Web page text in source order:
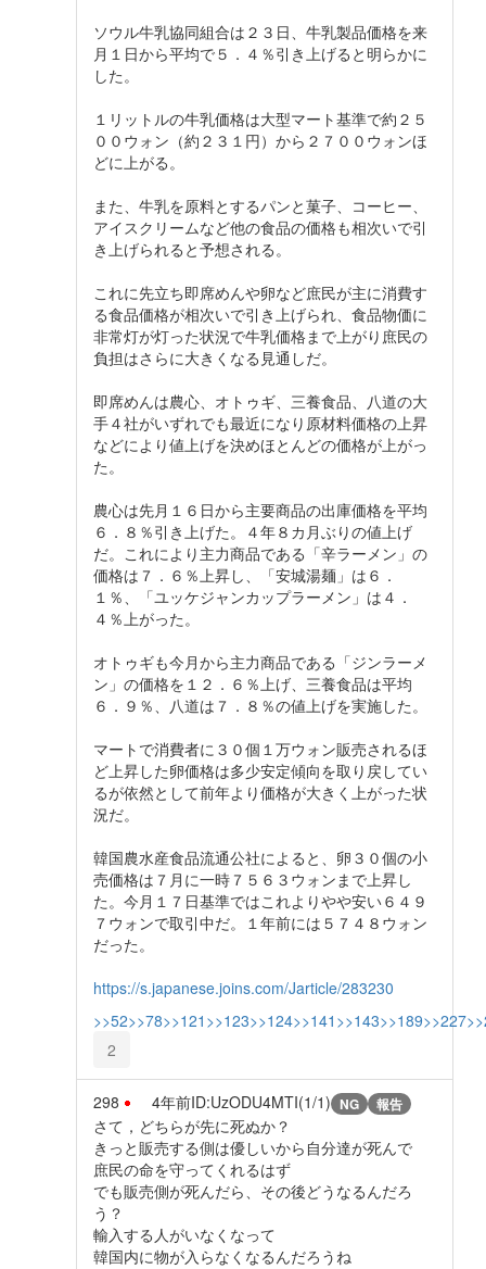
ソウル牛乳協同組合は２３日、牛乳製品価格を来
月１日から平均で５．４％引き上げると明らかに
した。
１リットルの牛乳価格は大型マート基準で約２５
００ウォン（約２３１円）から２７００ウォンほ
どに上がる。
また、牛乳を原料とするパンと菓子、コーヒー、
アイスクリームなど他の食品の価格も相次いで引
き上げられると予想される。
これに先立ち即席めんや卵など庶民が主に消費す
る食品価格が相次いで引き上げられ、食品物価に
非常灯が灯った状況で牛乳価格まで上がり庶民の
負担はさらに大きくなる見通しだ。
即席めんは農心、オトゥギ、三養食品、八道の大
手４社がいずれでも最近になり原材料価格の上昇
などにより値上げを決めほとんどの価格が上がっ
た。
農心は先月１６日から主要商品の出庫価格を平均
６．８％引き上げた。４年８カ月ぶりの値上げ
だ。これにより主力商品である「辛ラーメン」の
価格は７．６％上昇し、「安城湯麺」は６．
１％、「ユッケジャンカップラーメン」は４．
４％上がった。
オトゥギも今月から主力商品である「ジンラーメ
ン」の価格を１２．６％上げ、三養食品は平均
６．９％、八道は７．８％の値上げを実施した。
マートで消費者に３０個１万ウォン販売されるほ
ど上昇した卵価格は多少安定傾向を取り戻してい
るが依然として前年より価格が大きく上がった状
況だ。
韓国農水産食品流通公社によると、卵３０個の小
売価格は７月に一時７５６３ウォンまで上昇し
た。今月１７日基準ではこれよりやや安い６４９
７ウォンで取引中だ。１年前には５７４８ウォン
だった。
https://s.japanese.joins.com/Jarticle/283230
>>52>>78>>121 >>123>>124>>141 >>143>>189>>227
2
298 4年前ID:UzODU4MTI(1/1) NG 報告
さて，どちらが先に死ぬか？
きっと販売する側は優しいから自分達が死んで
庶民の命を守ってくれるはず
でも販売側が死んだら、その後どうなるんだろ
う？
輸入する人がいなくなって
韓国内に物が入らなくなるんだろうね